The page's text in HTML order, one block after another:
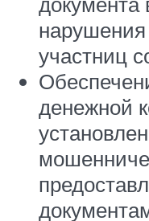
нарушения
участниц
денежной